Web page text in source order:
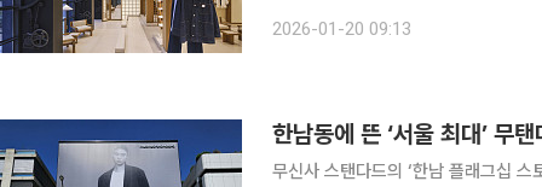
컬렉션, 2층은 여성 컬렉션과 VIP룸
2026-01-20 09:13
한남동에 뜬 ‘서울 최대’ 무
무신사 스탠다드의 ‘한남 플래그십 스토어(